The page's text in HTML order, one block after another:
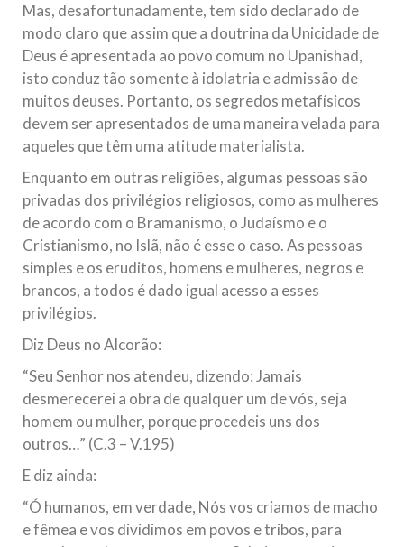
Mas, desafortunadamente, tem sido declarado de
modo claro que assim que a doutrina da Unicidade de
Deus é apresentada ao povo comum no Upanishad,
isto conduz tão somente à idolatria e admissão de
muitos deuses. Portanto, os segredos metafísicos
devem ser apresentados de uma maneira velada para
aqueles que têm uma atitude materialista.
Enquanto em outras religiões, algumas pessoas são
privadas dos privilégios religiosos, como as mulheres
de acordo com o Bramanismo, o Judaísmo e o
Cristianismo, no Islã, não é esse o caso. As pessoas
simples e os eruditos, homens e mulheres, negros e
brancos, a todos é dado igual acesso a esses
privilégios.
Diz Deus no Alcorão:
“Seu Senhor nos atendeu, dizendo: Jamais
desmerecerei a obra de qualquer um de vós, seja
homem ou mulher, porque procedeis uns dos
outros…” (C.3 – V.195)
E diz ainda:
“Ó humanos, em verdade, Nós vos criamos de macho
e fêmea e vos dividimos em povos e tribos, para